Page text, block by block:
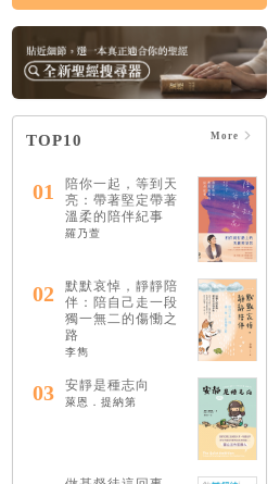
TOP10 More
01
陪你一起，等到天
亮：帶著堅定帶著
溫柔的陪伴紀事
羅乃萱
02
默默哀悼，靜靜陪
伴：陪自己走一段
獨一無二的傷慟之
路
李雋
03 安靜是種志向
萊恩．提納第